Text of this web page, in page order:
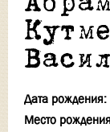
Дата рождения:
Место